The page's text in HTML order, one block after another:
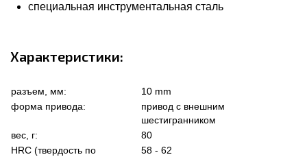
специальная инструментальная сталь
Характеристики:
разъем, мм:
10 mm
форма привода:
привод с внешним
шестигранником
вес, г:
80
HRC (твердость по
58 - 62